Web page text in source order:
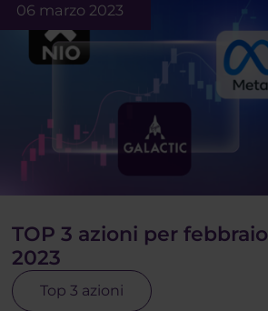
06 marzo 2023
TOP 3 azioni per febbraio
2023
Top 3 azioni